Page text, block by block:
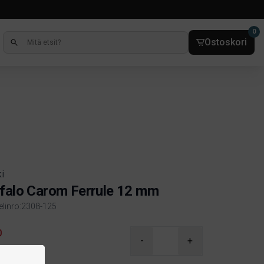
Ostoskori
0
Carom Ferrule 12 mm
125
information
- +